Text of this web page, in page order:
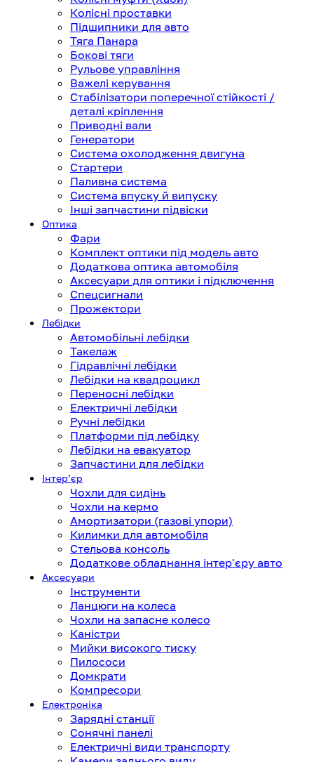
Колісні проставки
Підшипники для авто
Тяга Панара
Бокові тяги
Рульове управління
Важелі керування
Стабілізатори поперечної стійкості /
деталі кріплення
Приводні вали
Генератори
Система охолодження двигуна
Стартери
Паливна система
Система впуску й випуску
Інші запчастини підвіски
Оптика
Фари
Комплект оптики під модель авто
Додаткова оптика автомобіля
Аксесуари для оптики і підключення
Спецсигнали
Прожектори
Лебідки
Автомобільні лебідки
Такелаж
Гідравлічні лебідки
Лебідки на квадроцикл
Переносні лебідки
Електричні лебідки
Ручні лебідки
Платформи під лебідку
Лебідки на евакуатор
Запчастини для лебідки
Інтерʼєр
Чохли для сидінь
Чохли на кермо
Амортизатори (газові упори)
Килимки для автомобіля
Стельова консоль
Додаткове обладнання інтер'єру авто
Аксесуари
Інструменти
Ланцюги на колеса
Чохли на запасне колесо
Каністри
Мийки високого тиску
Пилососи
Домкрати
Компресори
Електроніка
Зарядні станції
Сонячні панелі
Електричні види транспорту